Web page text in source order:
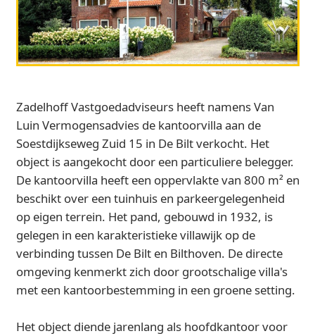
Zadelhoff Vastgoedadviseurs heeft namens Van
Luin Vermogensadvies de kantoorvilla aan de
Soestdijkseweg Zuid 15 in De Bilt verkocht. Het
object is aangekocht door een particuliere belegger.
De kantoorvilla heeft een oppervlakte van 800 m² en
beschikt over een tuinhuis en parkeergelegenheid
op eigen terrein. Het pand, gebouwd in 1932, is
gelegen in een karakteristieke villawijk op de
verbinding tussen De Bilt en Bilthoven. De directe
omgeving kenmerkt zich door grootschalige villa's
met een kantoorbestemming in een groene setting.
Het object diende jarenlang als hoofdkantoor voor